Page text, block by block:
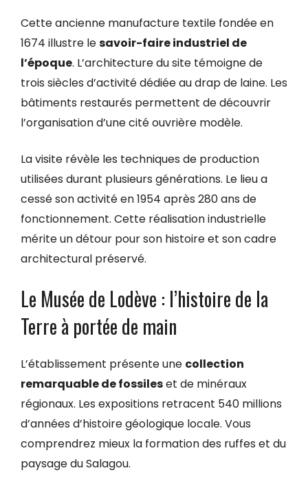
Cette ancienne manufacture textile fondée en
1674 illustre lesavoir-faire industriel de
l’époque. L’architecture du site témoigne de
trois siècles d’activité dédiée au drap de laine. Les
bâtiments restaurés permettent de découvrir
l’organisation d’une cité ouvrière modèle.
La visite révèle les techniques de production
utilisées durant plusieurs générations. Le lieu a
cessé son activité en 1954 après 280 ans de
fonctionnement. Cette réalisation industrielle
mérite un détour pour son histoire et son cadre
architectural préservé.
Le Musée de Lodève : l’histoire de la
Terre à portée de main
L’établissement présente une collection
remarquable de fossileset de minéraux
régionaux. Les expositions retracent 540 millions
d’années d’histoire géologique locale. Vous
comprendrez mieux la formation des ruffes et du
paysage du Salagou.